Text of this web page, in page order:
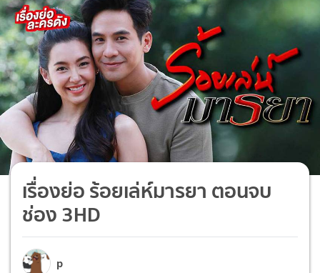
เรื่องย่อ ร้อยเล่ห์มารยา ตอนจบ
ช่อง 3HD
p